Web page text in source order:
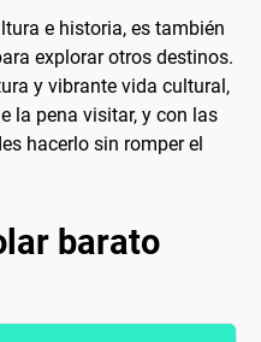
e historia, es también
explorar otros destinos.
y vibrante vida cultural,
la pena visitar, y con las
hacerlo sin romper el
barato